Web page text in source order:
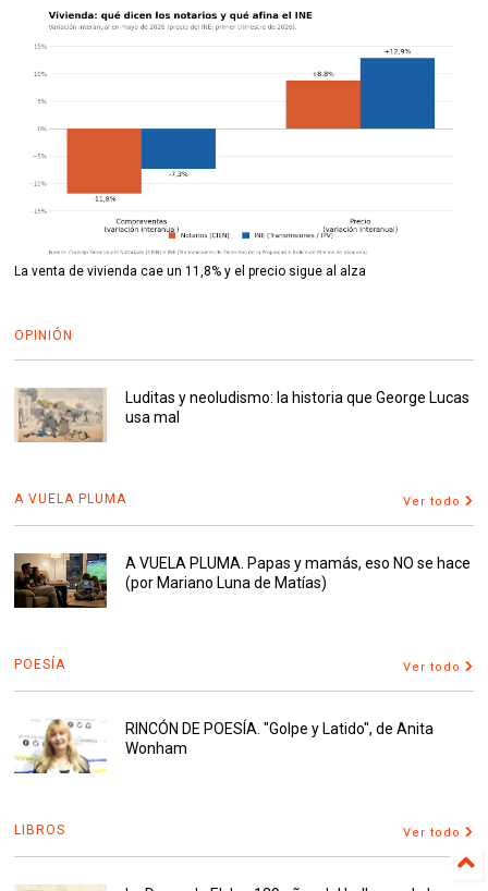
La venta de vivienda cae un 11,8% y el precio sigue al alza
OPINIÓN
Luditas y neoludismo: la historia que George Lucas
usa mal
A VUELA PLUMA Ver todo
A VUELA PLUMA. Papas y mamás, eso NO se hace
(por Mariano Luna de Matías)
POESÍA Ver todo
RINCÓN DE POESÍA. "Golpe y Latido", de Anita
Wonham
LIBROS Ver todo